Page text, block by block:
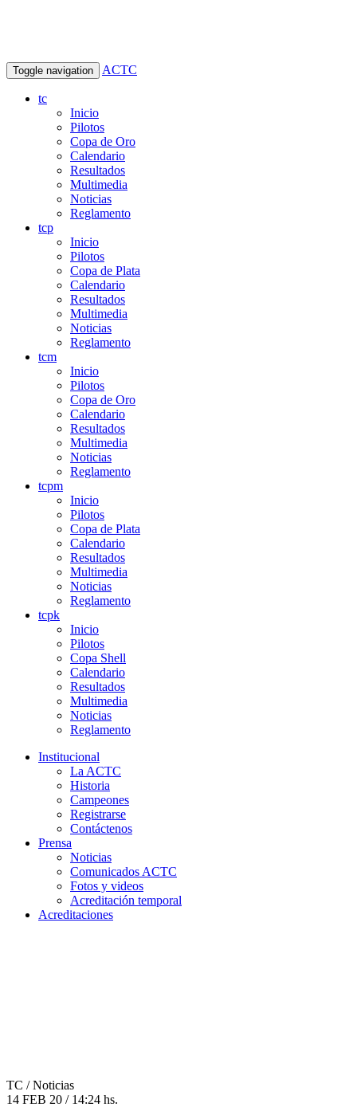
Toggle navigation ACTC
tc
Inicio
Pilotos
Copa de Oro
Calendario
Resultados
Multimedia
Noticias
Reglamento
tcp
Inicio
Pilotos
Copa de Plata
Calendario
Resultados
Multimedia
Noticias
Reglamento
tcm
Inicio
Pilotos
Copa de Oro
Calendario
Resultados
Multimedia
Noticias
Reglamento
tcpm
Inicio
Pilotos
Copa de Plata
Calendario
Resultados
Multimedia
Noticias
Reglamento
tcpk
Inicio
Pilotos
Copa Shell
Calendario
Resultados
Multimedia
Noticias
Reglamento
Institucional
La ACTC
Historia
Campeones
Registrarse
Contáctenos
Prensa
Noticias
Comunicados ACTC
Fotos y videos
Acreditación temporal
Acreditaciones
TC / Noticias
14 FEB 20 / 14:24 hs.